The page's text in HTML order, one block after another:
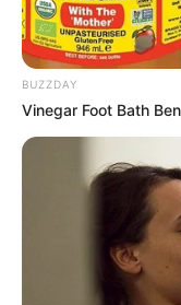
Facebook
Twitter
my name
24x7 डिजिटल
Entertainment
All-in-One
BUZZDAY
Vinegar Foot Bath